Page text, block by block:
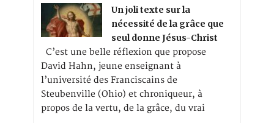
Un joli texte sur la
nécessité de la grâce que
seul donne Jésus-Christ
C’est une belle réflexion que propose
David Hahn, jeune enseignant à
l’université des Franciscains de
Steubenville (Ohio) et chroniqueur, à
propos de la vertu, de la grâce, du vrai